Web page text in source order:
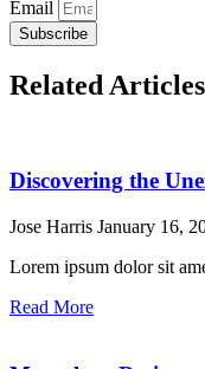
Email
Subscribe
Related Articles
Discovering the
Jose Harris January 16,
Lorem ipsum dolor sit
Read More